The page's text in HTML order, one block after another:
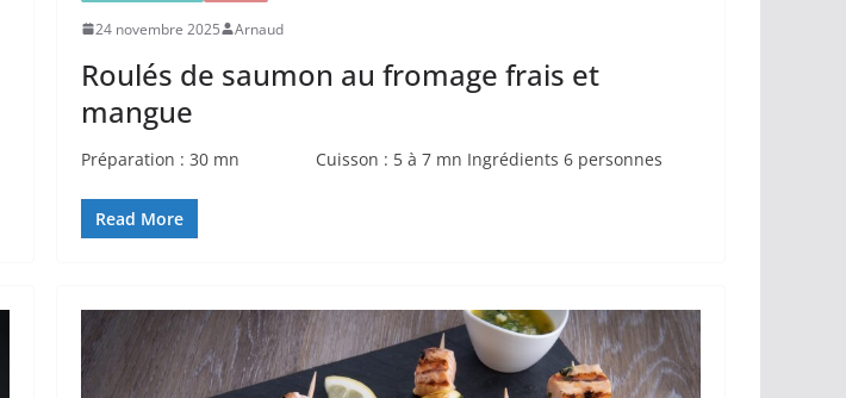
24 novembre 2025 Arnaud
Roulés de saumon au fromage frais et
mangue
Préparation : 30 mn Cuisson : 5 à 7 mn Ingrédients 6 personnes
Read More